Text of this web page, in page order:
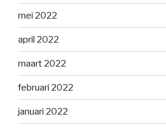
mei 2022
april 2022
maart 2022
februari 2022
januari 2022